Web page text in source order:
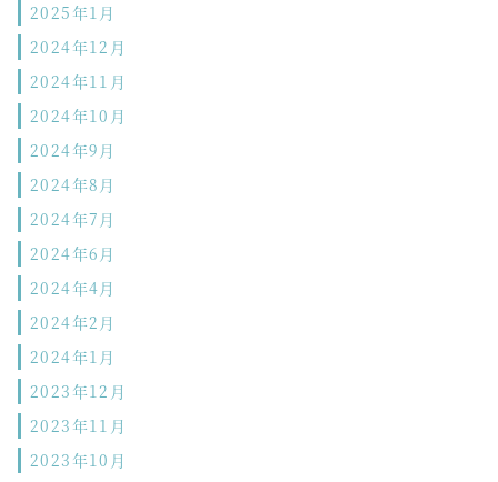
2025年1月
2024年12月
2024年11月
2024年10月
2024年9月
2024年8月
2024年7月
2024年6月
2024年4月
2024年2月
2024年1月
2023年12月
2023年11月
2023年10月